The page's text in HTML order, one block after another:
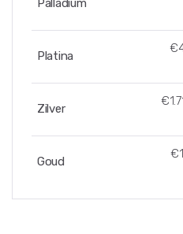
Palladium
Platina
Zilver
Goud